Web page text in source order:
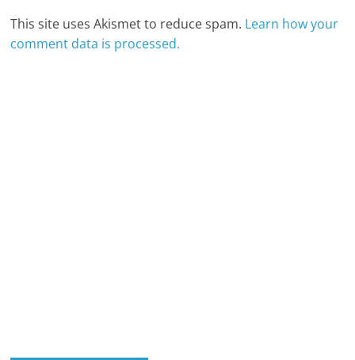
This site uses Akismet to reduce spam. Learn how your
comment data is processed.